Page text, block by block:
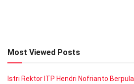
Most Viewed Posts
Istri Rektor ITP Hendri Nofrianto